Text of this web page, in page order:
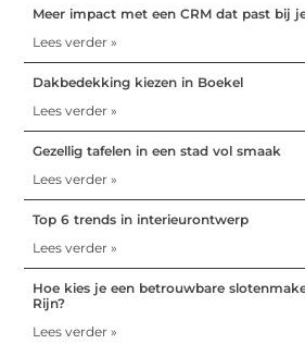
Meer impact met een CRM dat past bij
Lees verder »
Dakbedekking kiezen in Boekel
Lees verder »
Gezellig tafelen in een stad vol smaak
Lees verder »
Top 6 trends in interieurontwerp
Lees verder »
Hoe kies je een betrouwbare
Rijn?
Lees verder »